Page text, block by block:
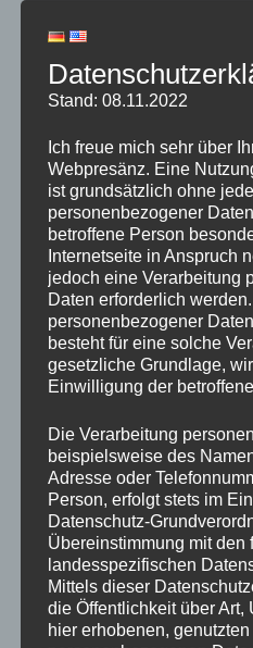
Unternehmensleitung auf
Strategien eine
kritische Fragestellungen
strategische wie
(hinsichtlich
Organisation) aufzustellen.
Durchführung von
Vergleiche) und Audits
Untersuchungen von
strategien). Im operativen
Marketingmix kontrolliert,
die Umsetzung der
von Strategie in operative
Prämissen (ob die
richtigen Annahmen
Hauptaufgabe des
Kontrollfunktionen für die
Stand: 08.11.2022
Ich freue mich sehr über
Webpresänz. Eine
ist grundsätzlich ohne
personenbezogener
betroffene Person
Internetseite in Anspruch
jedoch eine Verarbeitung
Daten erforderlich
personenbezogener
besteht für eine solche
gesetzliche Grundlage,
Einwilligung der
Die Verarbeitung
beispielsweise des
Adresse oder
Person, erfolgt stets im
Datenschutz-
Übereinstimmung mit den
landesspezifischen
Mittels dieser
die Öffentlichkeit über Art,
hier erhobenen,